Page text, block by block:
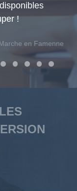
!
en Famenne
regarder la vidéo